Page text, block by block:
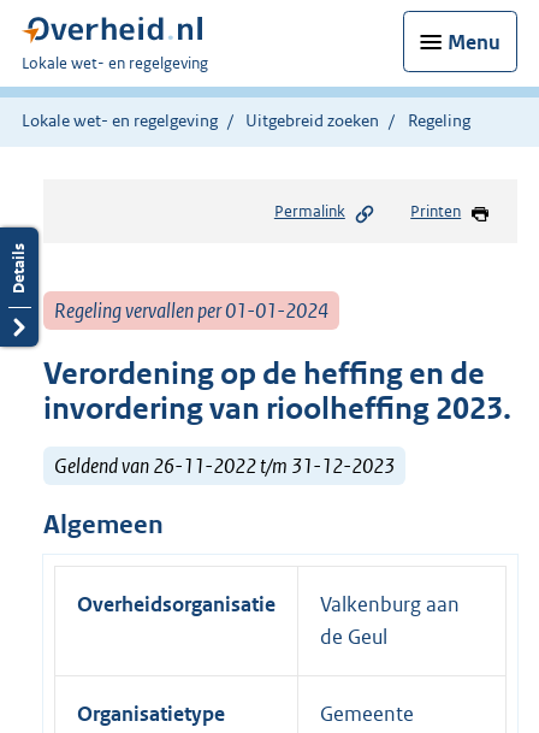
Menu
U
bent
hier:
Lokale wet- en regelgeving
Lokale wet- en regelgeving Uitgebreid zoeken Regeling
Permalink Printen
Regeling vervallen per 01-01-2024
Verordening op de heffing en de
invordering van rioolheffing 2023.
Geldend van 26-11-2022 t/m 31-12-2023
Algemeen
Overheidsorganisatie
Valkenburg aan
de Geul
Organisatietype Gemeente